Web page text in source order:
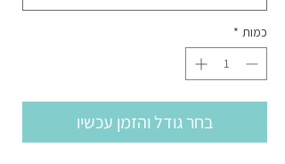
כמות *
בחר גודל והזמן עכשיו